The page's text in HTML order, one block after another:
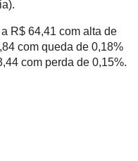
R$ 64,41 com alta de
com queda de 0,18%
com perda de 0,15%.